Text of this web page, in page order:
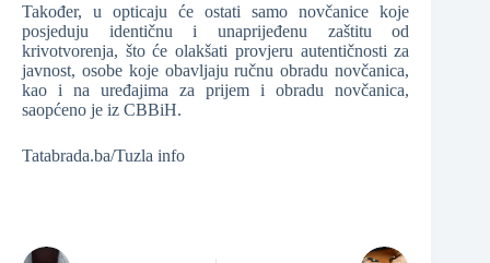
Također, u opticaju će ostati samo novčanice koje
posjeduju identičnu i unaprijeđenu zaštitu od
krivotvorenja, što će olakšati provjeru autentičnosti za
javnost, osobe koje obavljaju ručnu obradu novčanica,
kao i na uređajima za prijem i obradu novčanica,
saopćeno je iz CBBiH.
Tatabrada.ba/Tuzla info